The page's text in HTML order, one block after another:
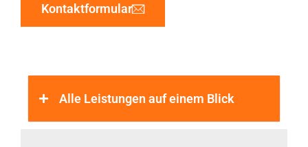
Kontaktformular
Alle Leistungen auf einem Blick